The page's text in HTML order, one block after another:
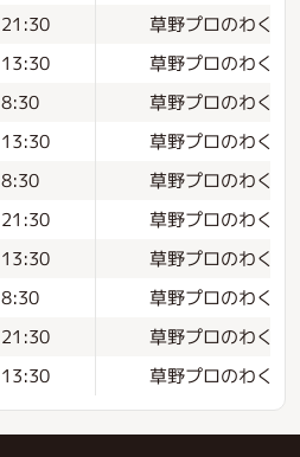
21:30 草野プロのわく
13:30 草野プロのわく
8:30 草野プロのわく
13:30 草野プロのわく
8:30 草野プロのわく
21:30 草野プロのわく
13:30 草野プロのわく
8:30 草野プロのわく
21:30 草野プロのわく
13:30 草野プロのわく